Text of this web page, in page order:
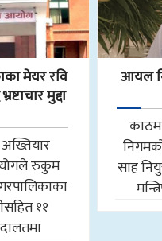
मेयर रवि
मुद्दा
रुकुम
११
आयल
साह